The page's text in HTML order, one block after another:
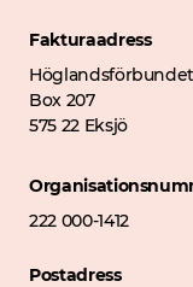
Fakturaadress
Höglandsförbundet
Box 207
575 22 Eksjö
222 000-1412
Postadress